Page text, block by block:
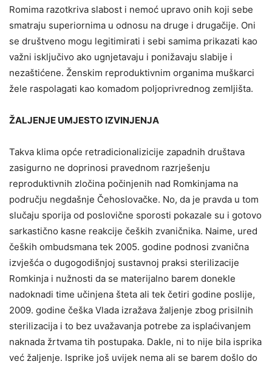
Romima razotkriva slabost i nemoć upravo onih koji sebe
smatraju superiornima u odnosu na druge i drugačije. Oni
se društveno mogu legitimirati i sebi samima prikazati kao
važni isključivo ako ugnjetavaju i ponižavaju slabije i
nezaštićene. Ženskim reproduktivnim organima muškarci
žele raspolagati kao komadom poljoprivrednog zemljišta.
ŽALJENJE UMJESTO IZVINJENJA
Takva klima opće retradicionalizicije zapadnih društava
zasigurno ne doprinosi pravednom razrješenju
reproduktivnih zločina počinjenih nad Romkinjama na
području negdašnje Čehoslovačke. No, da je pravda u tom
slučaju sporija od poslovične sporosti pokazale su i gotovo
sarkastično kasne reakcije čeških zvaničnika. Naime, ured
čeških ombudsmana tek 2005. godine podnosi zvanična
izvješća o dugogodišnjoj sustavnoj praksi sterilizacije
Romkinja i nužnosti da se materijalno barem donekle
nadoknadi time učinjena šteta ali tek četiri godine poslije,
2009. godine češka Vlada izražava žaljenje zbog prisilnih
sterilizacija i to bez uvažavanja potrebe za isplaćivanjem
naknada žrtvama tih postupaka. Dakle, ni to nije bila isprika
već žaljenje. Isprike još uvijek nema ali se barem došlo do